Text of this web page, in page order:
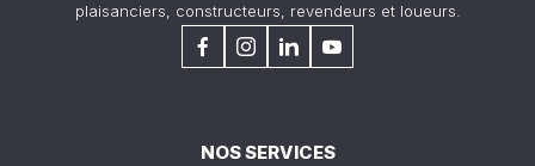
plaisanciers, constructeurs, revendeurs et loueurs.
NOS SERVICES